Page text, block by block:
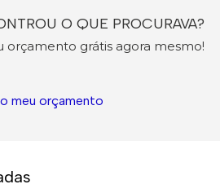
O QUE PROCURAVA?
orçamento grátis agora mesmo!
meu orçamento